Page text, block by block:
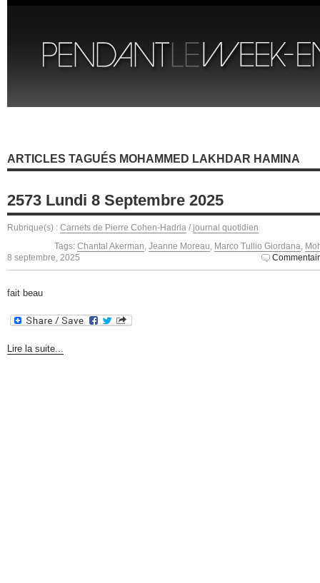
ARTICLES TAGUÉS MOHAMMED LAKHDAR HAMINA
2573 Lundi 8 Septembre 2025
Rubrique(s) : Carnets de Pierre Cohen-Hadria / journal quotidien
Tags: Chantal Akerman, Jeanne Moreau, Marco Tullio Giordana,
8 septembre, 2025
fait beau
Lire la suite...